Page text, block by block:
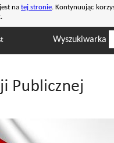
na tej stronie. Kontynuując
Wyszukiwarka